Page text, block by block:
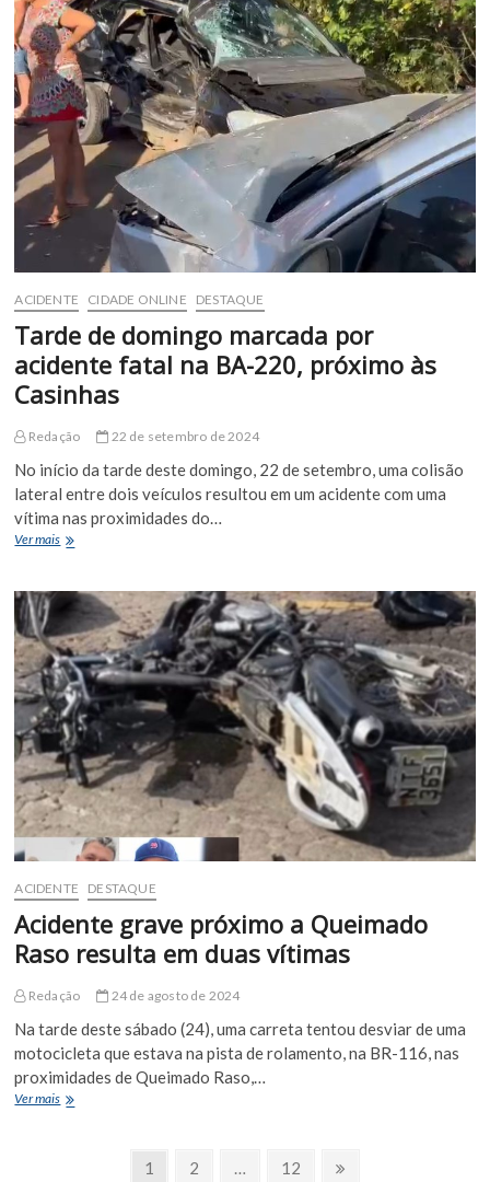
marcada
por
acidente
de
trânsito
em
Euclides
Cunha
ACIDENTE CIDADE ONLINE DESTAQUE
Tarde de domingo marcada por
acidente fatal na BA-220, próximo às
Casinhas
Redação 22 de setembro de 2024
No início da tarde deste domingo, 22 de setembro, uma colisão
lateral entre dois veículos resultou em um acidente com uma
vítima nas proximidades do…
Ver maisTarde
marcada
por
acidente
fatal
na
BA-
220,
próximo
às
Casinhas
ACIDENTE DESTAQUE
Acidente grave próximo a Queimado
Raso resulta em duas vítimas
Redação 24 de agosto de 2024
Na tarde deste sábado (24), uma carreta tentou desviar de uma
motocicleta que estava na pista de rolamento, na BR-116, nas
proximidades de Queimado Raso,…
Ver maisAcidente
PaginaçãoPage
1 Page
2 Page
12
Próxima